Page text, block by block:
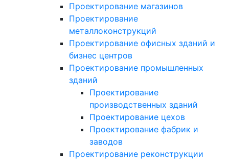
Проектирование магазинов
Проектирование
металлоконструкций
Проектирование офисных зданий и
бизнес центров
Проектирование промышленных
зданий
Проектирование
производственных зданий
Проектирование цехов
Проектирование фабрик и
заводов
Проектирование реконструкции